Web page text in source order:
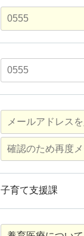
子育て支援課